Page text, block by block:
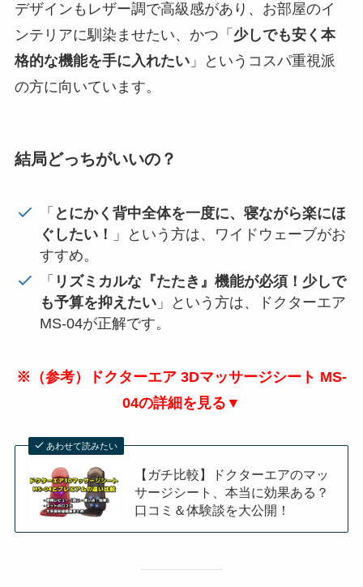
デザインもレザー調で高級感があり、お部屋のイ
ンテリアに馴染ませたい、かつ「 少しでも安く本
格的な機能を手に入れたい」というコスパ重視派
の方に向いています。
結局どっちがいいの？
「 とにかく背中全体を一度に、寝ながら楽にほ
ぐしたい！
」という方は、ワイドウェーブがお
すすめ。
「 リズミカルな『たたき』機能が必須！少しで
も予算を抑えたい 」という方は、ドクターエア
MS-04が正解です。
※（参考）ドクターエア 3Dマッサージシート MS-
04の詳細を見る▼
あわせて読みたい
【ガチ比較】ドクターエアのマッ
サージシート、本当に効果ある？
口コミ＆体験談を大公開！